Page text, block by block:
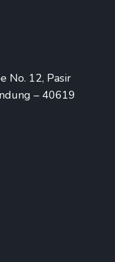
No. 12, Pasir
– 40619